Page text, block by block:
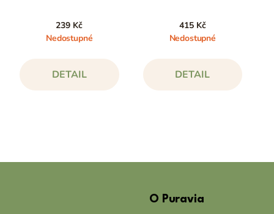
239 Kč
Nedostupné
DETAIL
415 Kč
Nedostupné
DETAIL
O Puravia